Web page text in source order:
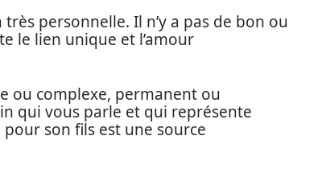
personnelle. Il n’y a pas de bon ou
le lien unique et l’amour
ou complexe, permanent ou
qui vous parle et qui représente
son fils est une source